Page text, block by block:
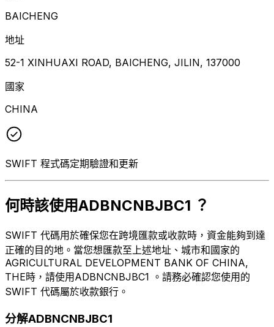
BAICHENG
地址
52-1 XINHUAXI ROAD, BAICHENG, JILIN, 137000
國家
CHINA
SWIFT 程式碼定期驗證和更新
何時該使用ADBNCNBJBC1 ？
SWIFT 代碼用於確保您在跨境匯款或收款時，資金能夠到達
正確的目的地。當您想匯款至上述地址、城市和國家的
AGRICULTURAL DEVELOPMENT BANK OF CHINA,
THE時，請使用ADBNCNBJBC1 。請務必確認您使用的
SWIFT 代碼屬於收款銀行。
分解ADBNCNBJBC1